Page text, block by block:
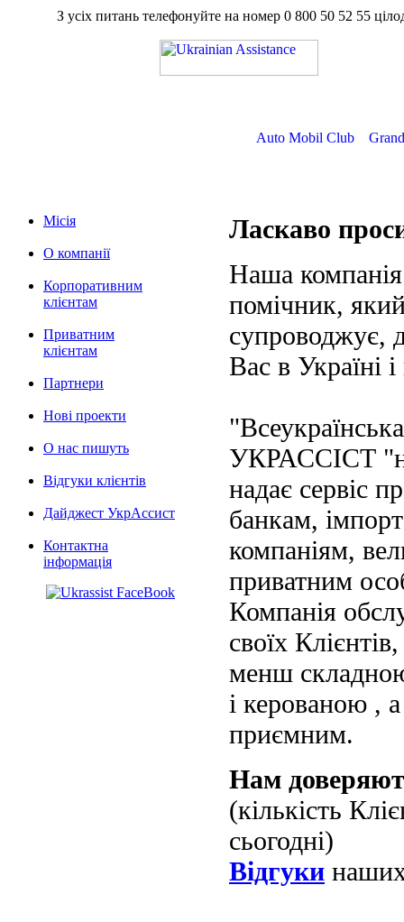
З усіх питань телефонуйте на номер 0 800 50 52 55
Auto Mobil Club
Місія
О компанії
Корпоративним
клієнтам
Приватним
клієнтам
Партнери
Нові проекти
О нас пишуть
Відгуки клієнтів
Дайджест УкрАссист
Контактна
інформація
Ласкаво
Наша
помічник,
супроводжує,
Вас в Україні
УКРАССІСТ
надає сервіс
банкам,
компаніям,
приватним
Компанія
своїх
менш
і керованою ,
приємним.
Нам
(кількість
сьогодні)
Відгуки наших